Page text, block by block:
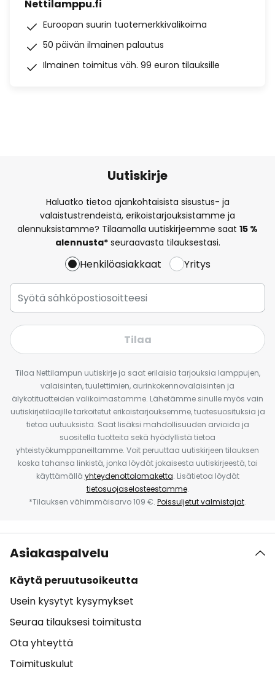
Nettilamppu.fi
Euroopan suurin tuotemerkkivalikoima
50 päivän ilmainen palautus
Ilmainen toimitus väh. 99 euron tilauksille
Uutiskirje
Haluatko tietoa ajankohtaisista sisustus- ja
valaistustrendeistä, erikoistarjouksistamme ja
alennuksistamme? Tilaamalla uutiskirjeemme saat 15 %
alennusta*seuraavasta tilauksestasi.
Henkilöasiakkaat Yritys
Tilaa
Tilaa Nettilampun uutiskirje ja saat erilaisia tarjouksia lamppujen,
valaisinten, tuulettimien, aurinkokennovalaisinten ja
älykotituotteiden valikoimastamme. Lähetämme sinulle myös vain
uutiskirjetilaajille tarkoitetut erikoistarjouksemme, tuotesuosituksia ja
tietoa uutuuksista. Saat lisäksi mahdollisuuden arvioida ja
suositella tuotteita sekä hyödyllistä tietoa
yhteistyökumppaneiltamme. Voit peruuttaa uutiskirjeen tilauksen
koska tahansa linkistä, jonka löydät jokaisesta uutiskirjeestä, tai
käyttämällä yhteydenottolomaketta. Lisätietoa löydät
tietosuojaselosteestamme.
*Tilauksen vähimmäisarvo 109 €. Poissuljetut valmistajat.
Asiakaspalvelu
Käytä peruutusoikeutta
Usein kysytyt kysymykset
Seuraa tilauksesi toimitusta
Ota yhteyttä
Toimituskulut